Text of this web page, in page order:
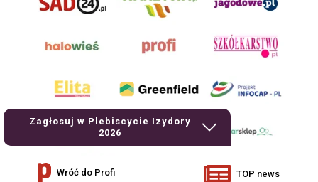
Zagłosuj w Plebiscycie Izydory
2026
Wróć do Profi TOP news